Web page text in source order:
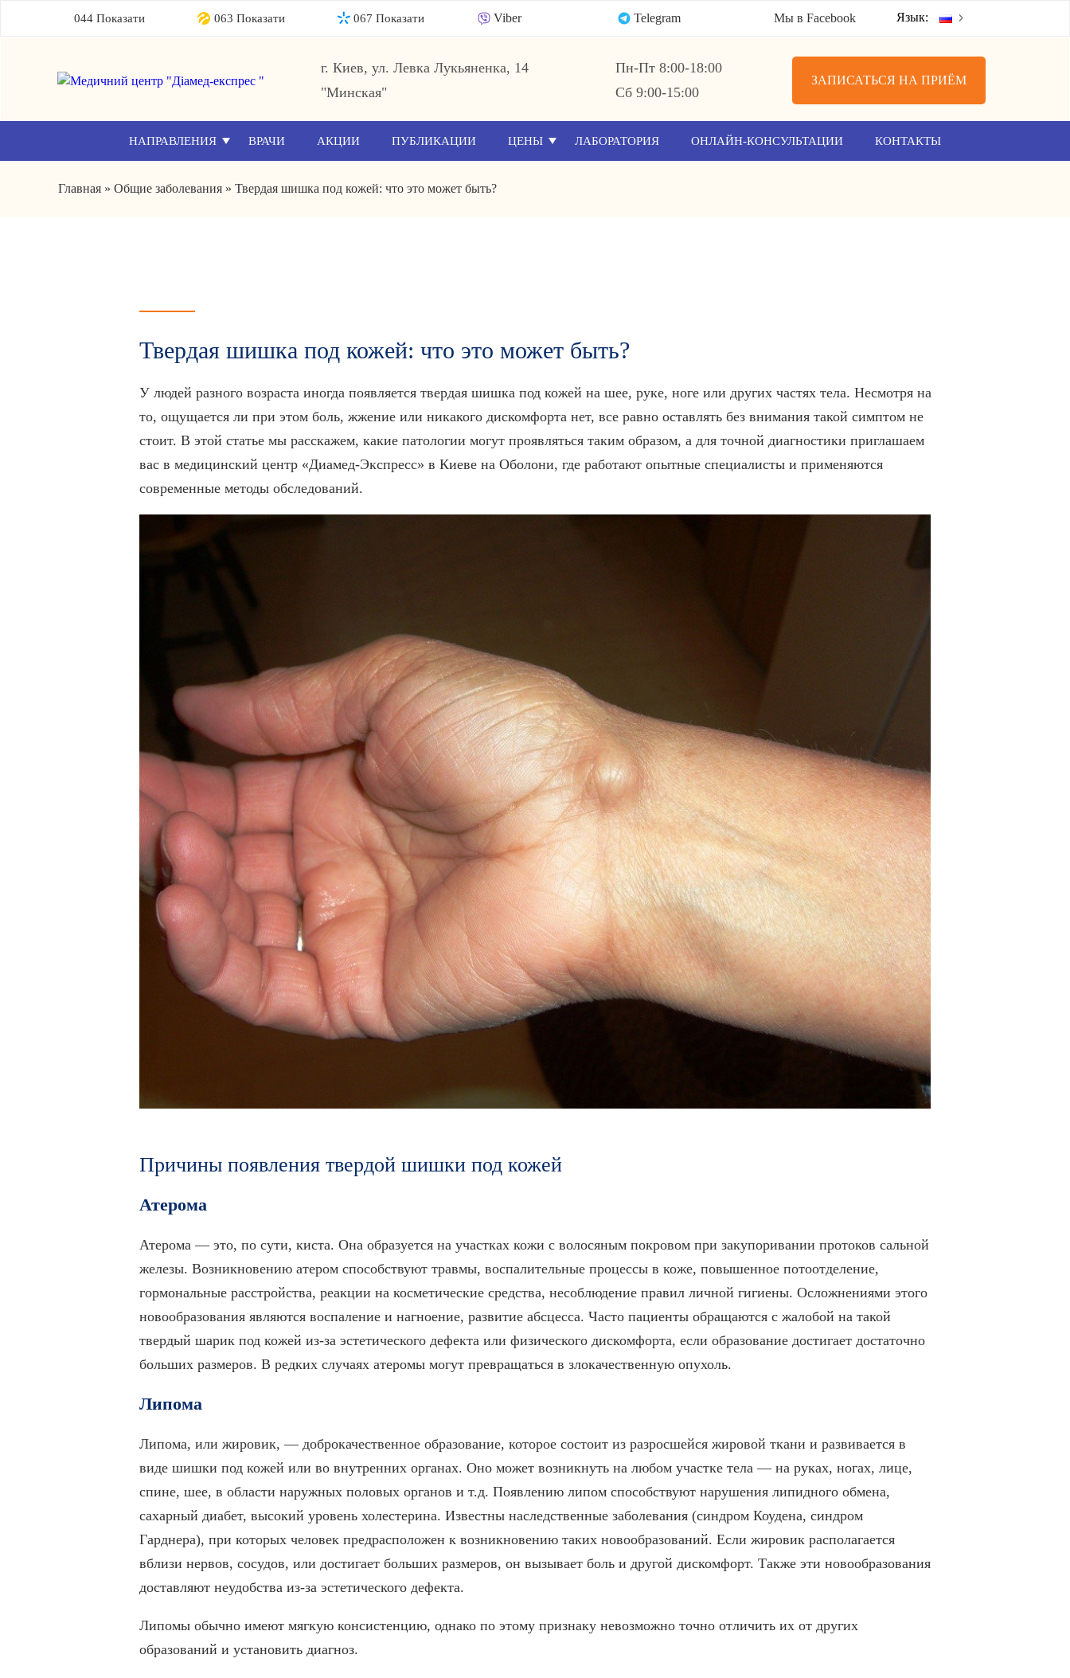
044 Показати 063 Показати 067 Показати Viber Telegram Мы в Facebook Язык:
г. Киев, ул. Левка Лукьяненка, 14
Пн-Пт 8:00-18:00
"Минская"
Сб 9:00-15:00
ЗАПИСАТЬСЯ НА ПРИЁМ
НАПРАВЛЕНИЯ ВРАЧИ АКЦИИ ПУБЛИКАЦИИ ЦЕНЫ ЛАБОРАТОРИЯ ОНЛАЙН-КОНСУЛЬТАЦИИ КОНТАКТЫ
Главная » Общие заболевания » Твердая шишка под кожей: что это может быть?
Твердая шишка под кожей: что это может быть?
У людей разного возраста иногда появляется твердая шишка под кожей на шее, руке, ноге или других частях тела. Несмотря на
то, ощущается ли при этом боль, жжение или никакого дискомфорта нет, все равно оставлять без внимания такой симптом не
стоит. В этой статье мы расскажем, какие патологии могут проявляться таким образом, а для точной диагностики приглашаем
вас в медицинский центр «Диамед-Экспресс» в Киеве на Оболони, где работают опытные специалисты и применяются
современные методы обследований.
Причины появления твердой шишки под кожей
Атерома
Атерома — это, по сути, киста. Она образуется на участках кожи с волосяным покровом при закупоривании протоков сальной
железы. Возникновению атером способствуют травмы, воспалительные процессы в коже, повышенное потоотделение,
гормональные расстройства, реакции на косметические средства, несоблюдение правил личной гигиены. Осложнениями этого
новообразования являются воспаление и нагноение, развитие абсцесса. Часто пациенты обращаются с жалобой на такой
твердый шарик под кожей из-за эстетического дефекта или физического дискомфорта, если образование достигает достаточно
больших размеров. В редких случаях атеромы могут превращаться в злокачественную опухоль.
Липома
Липома, или жировик, — доброкачественное образование, которое состоит из разросшейся жировой ткани и развивается в
виде шишки под кожей или во внутренних органах. Оно может возникнуть на любом участке тела — на руках, ногах, лице,
спине, шее, в области наружных половых органов и т.д. Появлению липом способствуют нарушения липидного обмена,
сахарный диабет, высокий уровень холестерина. Известны наследственные заболевания (синдром Коудена, синдром
Гарднера), при которых человек предрасположен к возникновению таких новообразований. Если жировик располагается
вблизи нервов, сосудов, или достигает больших размеров, он вызывает боль и другой дискомфорт. Также эти новообразования
доставляют неудобства из-за эстетического дефекта.
Липомы обычно имеют мягкую консистенцию, однако по этому признаку невозможно точно отличить их от других
образований и установить диагноз.